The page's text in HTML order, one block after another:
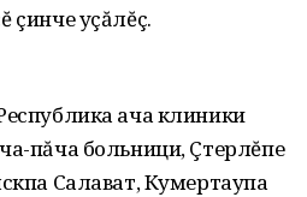
çинче уçăлĕç.
ача клиники
пăча больници‚ Çтерлĕпе
Салават‚ Кумертаупа